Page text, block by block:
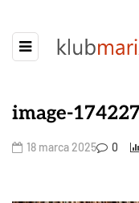
image-
18 marca 2025 0